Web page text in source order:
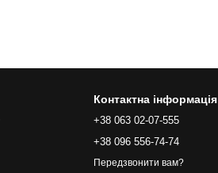
Контактна інформація
+38 063 02-07-555
+38 096 556-74-74
Передзвонити вам?